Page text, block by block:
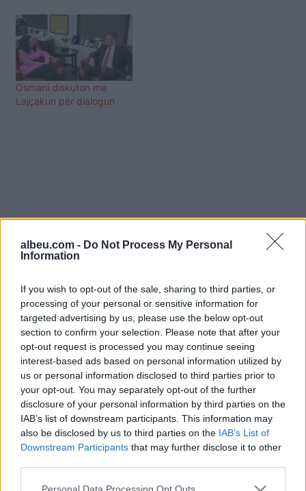
albeu.com - Do Not Process My Personal
Information
If you wish to opt-out of the sale, sharing to third parties, or
processing of your personal or sensitive information for
targeted advertising by us, please use the below opt-out
section to confirm your selection. Please note that after your
opt-out request is processed you may continue seeing
interest-based ads based on personal information utilized by
us or personal information disclosed to third parties prior to
your opt-out. You may separately opt-out of the further
disclosure of your personal information by third parties on the
IAB’s list of downstream participants. This information may
also be disclosed by us to third parties on the IAB’s List of
Downstream Participants that may further disclose it to other
Personal Data Processing Opt Outs
Osmani diskuton me
Lajçakun për dialogun
Shtuarmë 9.05.2025 16:23
Tags:
kosove , osmani , Serbi